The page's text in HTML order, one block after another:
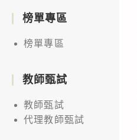
榜單專區
榜單專區
教師甄試
教師甄試
代理教師甄試